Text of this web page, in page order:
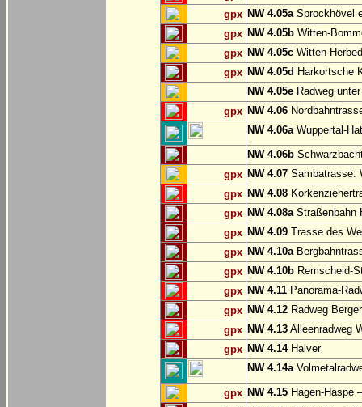
gpx NW 4.05aSprockhövel
gpx NW 4.05b Witten-
gpx NW 4.05c Witten-
gpx NW 4.05d Harkortsche
NW 4.05e Radweg
gpx NW 4.06
NW 4.06aWuppertal-
NW 4.06b
gpx NW 4.07 Sambatrasse:
gpx NW 4.08
gpx NW 4.08aStraßenbahn
gpx NW 4.09 Trasse des
gpx NW 4.10a
gpx NW 4.10b Remscheid-
gpx NW 4.11 Panorama-
gpx NW 4.12 Radweg
gpx NW 4.13 Alleenradweg
gpx NW 4.14Halver
NW 4.14a
gpx NW 4.15 Hagen-Haspe